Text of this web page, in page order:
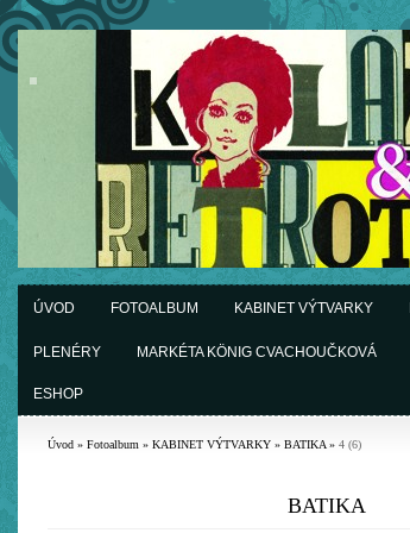
ÚVOD FOTOALBUM KABINET VÝTVARKY
PLENÉRY MARKÉTA KÖNIG CVACHOUČKOVÁ
ESHOP
Úvod » Fotoalbum » KABINET VÝTVARKY » BATIKA» 4 (6)
BATIKA